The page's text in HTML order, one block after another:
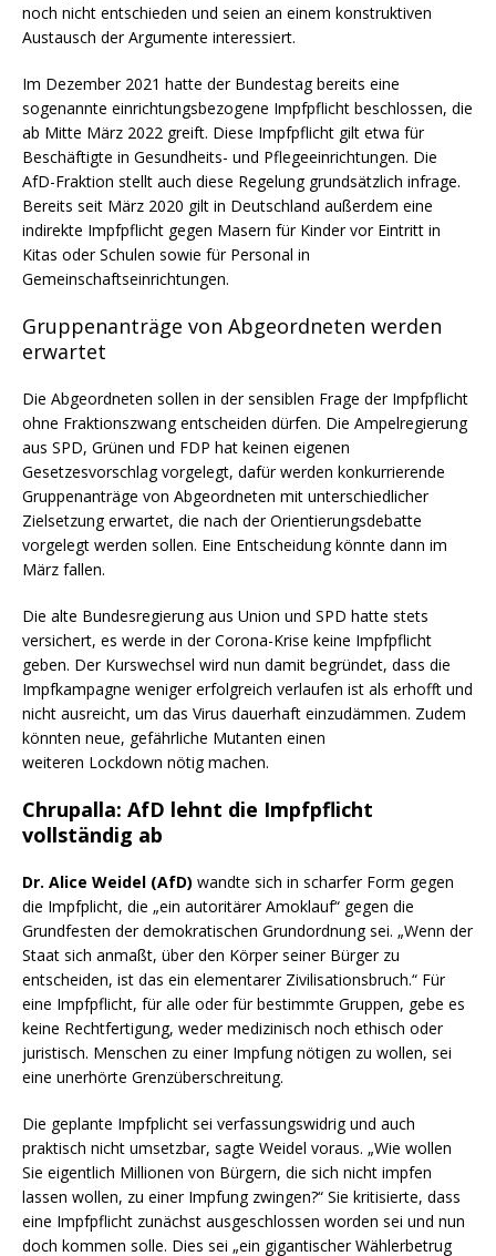
noch nicht entschieden und seien an einem konstruktiven
Austausch der Argumente interessiert.
Im Dezember 2021 hatte der Bundestag bereits eine
sogenannte einrichtungsbezogene Impfpflicht beschlossen, die
ab Mitte März 2022 greift. Diese Impfpflicht gilt etwa für
Beschäftigte in Gesundheits- und Pflegeeinrichtungen. Die
AfD-Fraktion stellt auch diese Regelung grundsätzlich infrage.
Bereits seit März 2020 gilt in Deutschland außerdem eine
indirekte Impfpflicht gegen Masern für Kinder vor Eintritt in
Kitas oder Schulen sowie für Personal in
Gemeinschaftseinrichtungen.
Gruppenanträge von Abgeordneten werden
erwartet
Die Abgeordneten sollen in der sensiblen Frage der Impfpflicht
ohne Fraktionszwang entscheiden dürfen. Die Ampelregierung
aus SPD, Grünen und FDP hat keinen eigenen
Gesetzesvorschlag vorgelegt, dafür werden konkurrierende
Gruppenanträge von Abgeordneten mit unterschiedlicher
Zielsetzung erwartet, die nach der Orientierungsdebatte
vorgelegt werden sollen. Eine Entscheidung könnte dann im
März fallen.
Die alte Bundesregierung aus Union und SPD hatte stets
versichert, es werde in der Corona-Krise keine Impfpflicht
geben. Der Kurswechsel wird nun damit begründet, dass die
Impfkampagne weniger erfolgreich verlaufen ist als erhofft und
nicht ausreicht, um das Virus dauerhaft einzudämmen. Zudem
könnten neue, gefährliche Mutanten einen
weiteren Lockdown nötig machen.
Chrupalla: AfD lehnt die Impfpflicht
vollständig ab
Dr. Alice Weidel (AfD) wandte sich in scharfer Form gegen
die Impfplicht, die „ein autoritärer Amoklauf“ gegen die
Grundfesten der demokratischen Grundordnung sei. „Wenn der
Staat sich anmaßt, über den Körper seiner Bürger zu
entscheiden, ist das ein elementarer Zivilisationsbruch.“ Für
eine Impfpflicht, für alle oder für bestimmte Gruppen, gebe es
keine Rechtfertigung, weder medizinisch noch ethisch oder
juristisch. Menschen zu einer Impfung nötigen zu wollen, sei
eine unerhörte Grenzüberschreitung.
Die geplante Impfplicht sei verfassungswidrig und auch
praktisch nicht umsetzbar, sagte Weidel voraus. „Wie wollen
Sie eigentlich Millionen von Bürgern, die sich nicht impfen
lassen wollen, zu einer Impfung zwingen?“ Sie kritisierte, dass
eine Impfpflicht zunächst ausgeschlossen worden sei und nun
doch kommen solle. Dies sei „ein gigantischer Wählerbetrug